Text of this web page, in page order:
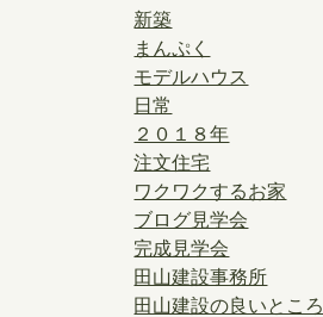
新築
まんぷく
モデルハウス
日常
２０１８年
注文住宅
ワクワクするお家
ブログ見学会
完成見学会
田山建設事務所
田山建設の良いところ